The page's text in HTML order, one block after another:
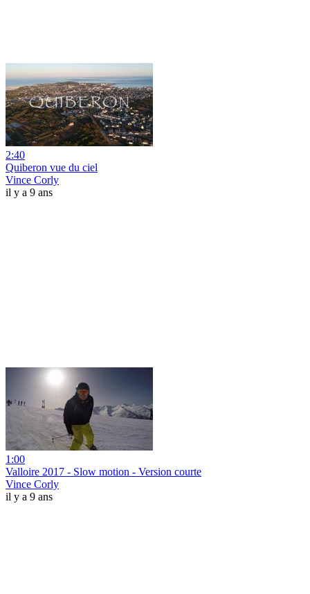
2:40
Quiberon vue du ciel
Vince Corly
il y a 9 ans
1:00
Valloire 2017 - Slow motion - Version courte
Vince Corly
il y a 9 ans